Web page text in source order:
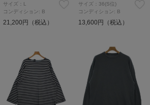
サイズ：L
コンディション: B
21,200円（税込）
サイズ：36(S位)
コンディション: B
13,600円（税込）